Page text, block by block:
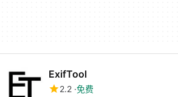
ExifTool
2.2 免费